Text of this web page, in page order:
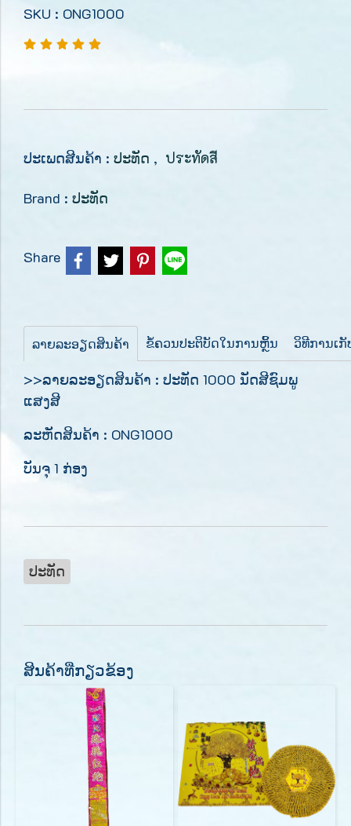
SKU : ONG1000
ປະເພດສີນຄ້າ : ປະທັດ , ประทัดสี
Brand : ປະທັດ
Share
ລາຍລະອຽດສິນຄ້າ ຂໍ້ຄວນປະຕິບັດໃນການຫຼິ້ນ ວິທີການເ
>>ລາຍລະອຽດສິນຄ້າ : ປະທັດ 1000 ນັດສີຊົມພູ
ແສງສີ
ລະຫັດສິນຄ້າ : ONG1000
ບັນຈຸ 1 ກ່ອງ
ປະທັດ
ສິນຄ້າທີ່ກຽວຂ້ອງ